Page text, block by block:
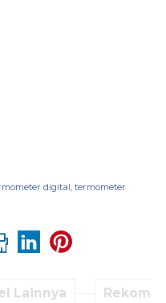
digital, termometer
Lainnya